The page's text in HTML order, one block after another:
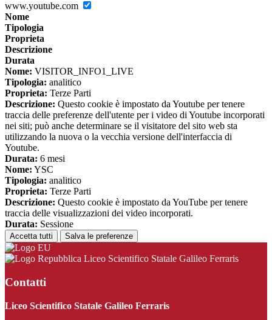
www.youtube.com
Nome
Tipologia
Proprieta
Descrizione
Durata
Nome: VISITOR_INFO1_LIVE
Tipologia: analitico
Proprieta: Terze Parti
Descrizione: Questo cookie è impostato da Youtube per tenere
traccia delle preferenze dell'utente per i video di Youtube incorporati
nei siti; può anche determinare se il visitatore del sito web sta
utilizzando la nuova o la vecchia versione dell'interfaccia di
Youtube.
Durata: 6 mesi
Nome: YSC
Tipologia: analitico
Proprieta: Terze Parti
Descrizione: Questo cookie è impostato da YouTube per tenere
traccia delle visualizzazioni dei video incorporati.
Durata: Sessione
Accetta tutti Salva le preferenze
Liceo Scientifico Statale Galileo Ferraris
Contatti
Liceo Scientifico Statale Galileo Ferraris